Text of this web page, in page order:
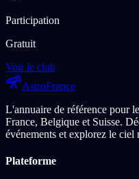
Participation
Gratuit
Voir le club
AstroFrance
L'annuaire de référence pour
France, Belgique et Suisse.
événements et explorez le ciel
Plateforme